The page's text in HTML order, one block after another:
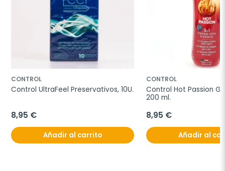
CONTROL
Control UltraFeel Preservativos, 10U.
8,95 €
Añadir al carrito
CONTROL
Control Hot Passion
200 ml.
8,95 €
Añadir al